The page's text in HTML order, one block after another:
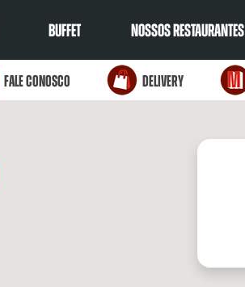
BUFFET NOSSOS RESTAURANTES
Fale Conosco Delivery